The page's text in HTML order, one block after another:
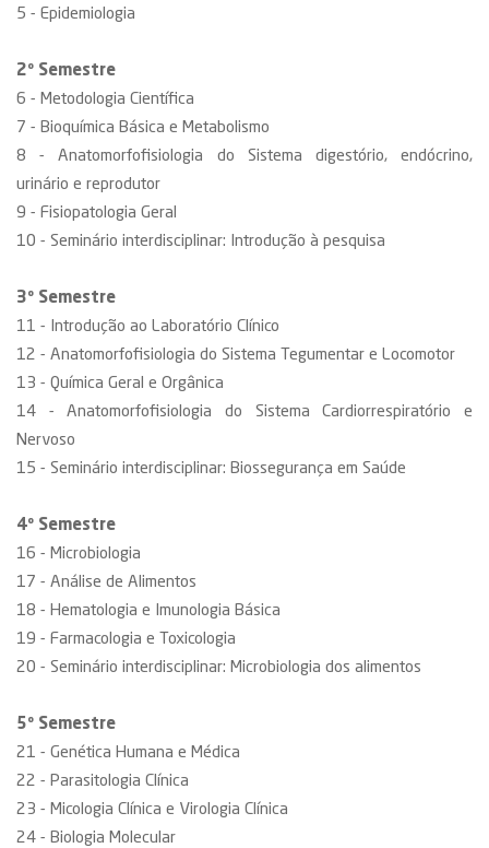
5 - Epidemiologia
2º Semestre
6 - Metodologia Científica
7 - Bioquímica Básica e Metabolismo
8 - Anatomorfofisiologia do Sistema digestório, endócrino,
urinário e reprodutor
9 - Fisiopatologia Geral
10 - Seminário interdisciplinar: Introdução à pesquisa
3º Semestre
11 - Introdução ao Laboratório Clínico
12 - Anatomorfofisiologia do Sistema Tegumentar e Locomotor
13 - Química Geral e Orgânica
14 - Anatomorfofisiologia do Sistema Cardiorrespiratório e
Nervoso
15 - Seminário interdisciplinar: Biossegurança em Saúde
4º Semestre
16 - Microbiologia
17 - Análise de Alimentos
18 - Hematologia e Imunologia Básica
19 - Farmacologia e Toxicologia
20 - Seminário interdisciplinar: Microbiologia dos alimentos
5º Semestre
21 - Genética Humana e Médica
22 - Parasitologia Clínica
23 - Micologia Clínica e Virologia Clínica
24 - Biologia Molecular